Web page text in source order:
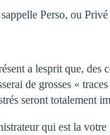
Perso, ou
a lesprit que,
de grosses «
seront totalement
qui est la votre